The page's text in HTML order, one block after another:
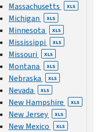
Massachusetts XLS
Michigan XLS
Minnesota XLS
Mississippi XLS
Missouri XLS
Montana XLS
Nebraska XLS
Nevada XLS
New Hampshire XLS
New Jersey XLS
New Mexico XLS